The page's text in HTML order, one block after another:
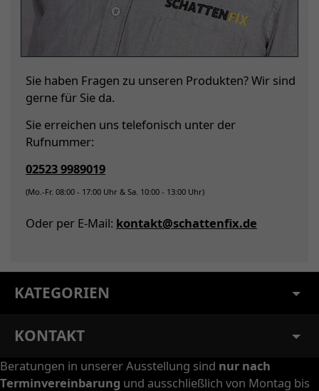
Sie haben Fragen zu unseren Produkten? Wir sind
gerne für Sie da.
Sie erreichen uns telefonisch unter der
Rufnummer:
02523 9989019
(Mo.-Fr. 08:00 - 17:00 Uhr & Sa. 10:00 - 13:00 Uhr)
Oder per E-Mail: kontakt@schattenfix.de
KATEGORIEN
KONTAKT
Beratungen in unserer Ausstellung sind nur nach
Terminvereinbarung und ausschließlich von Montag bis